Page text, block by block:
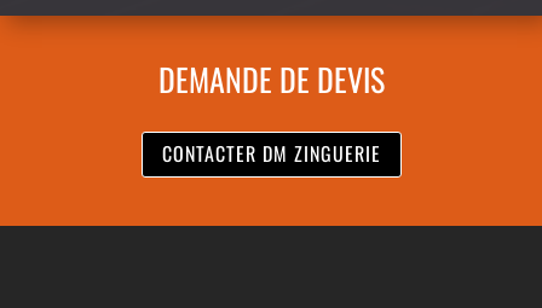
DEMANDE DE DEVIS
CONTACTER DM ZINGUERIE